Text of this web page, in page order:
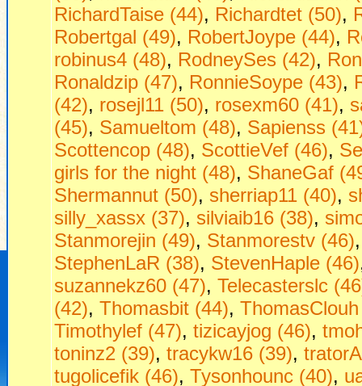
RichardTaise (44), Richardtet (50),
Robertgal (49), RobertJoype (44),
robinus4 (48), RodneySes (42),
Ronaldzip (47), RonnieSoype (43),
(42), rosejl11 (50), rosexm60 (41),
(45), Samueltom (48), Sapienss
Scottencop (48), ScottieVef (46),
girls for the night (48), ShaneGaf
Shermannut (50), sherriap11 (40),
silly_xassx (37), silviaib16 (38),
Stanmorejin (49), Stanmorestv (46)
StephenLaR (38), StevenHaple (46)
suzannekz60 (47), Telecasterslc
(42), Thomasbit (44),
Timothylef (47), tizicayjog (46),
toninz2 (39), tracykw16 (39),
tugolicefik (46), Tysonhounc (40),